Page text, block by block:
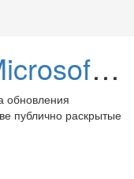
«Вторник Патчей», декабрь 2025: Microsoft исправила 57 проблем безопасности, включая три уязвимости «нулевого дня»
обновления
публично раскрытые